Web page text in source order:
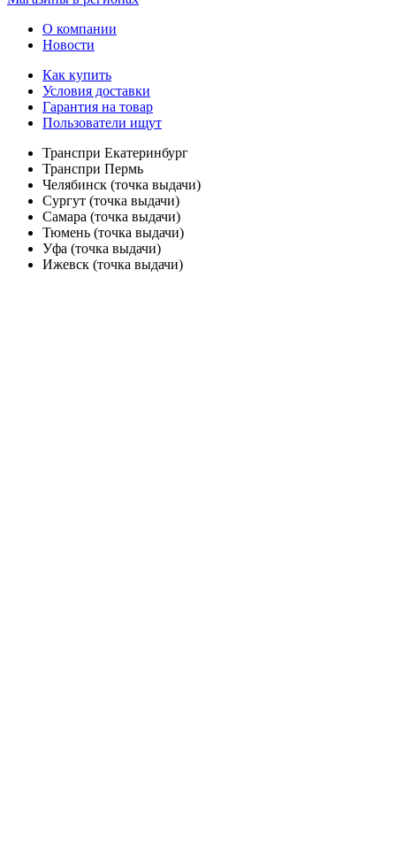
О компании
Новости
Как купить
Условия доставки
Гарантия на товар
Пользователи ищут
Транспри Екатеринбург
Транспри Пермь
Челябинск (точка выдачи)
Сургут (точка выдачи)
Самара (точка выдачи)
Тюмень (точка выдачи)
Уфа (точка выдачи)
Ижевск (точка выдачи)